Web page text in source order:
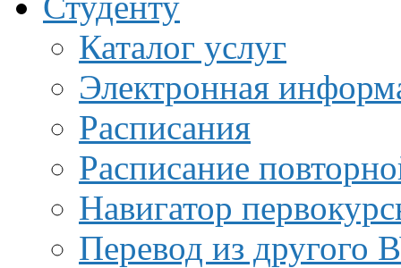
Каталог услуг
Электронная
Расписания
Расписание
Навигатор
Перевод из другого